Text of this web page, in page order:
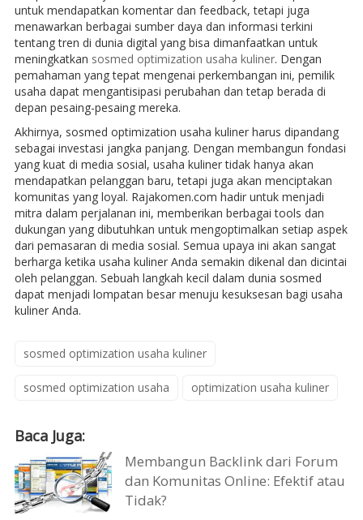
untuk mendapatkan komentar dan feedback, tetapi juga
menawarkan berbagai sumber daya dan informasi terkini
tentang tren di dunia digital yang bisa dimanfaatkan untuk
meningkatkan sosmed optimization usaha kuliner. Dengan
pemahaman yang tepat mengenai perkembangan ini, pemilik
usaha dapat mengantisipasi perubahan dan tetap berada di
depan pesaing-pesaing mereka.
Akhirnya, sosmed optimization usaha kuliner harus dipandang
sebagai investasi jangka panjang. Dengan membangun fondasi
yang kuat di media sosial, usaha kuliner tidak hanya akan
mendapatkan pelanggan baru, tetapi juga akan menciptakan
komunitas yang loyal. Rajakomen.com hadir untuk menjadi
mitra dalam perjalanan ini, memberikan berbagai tools dan
dukungan yang dibutuhkan untuk mengoptimalkan setiap aspek
dari pemasaran di media sosial. Semua upaya ini akan sangat
berharga ketika usaha kuliner Anda semakin dikenal dan dicintai
oleh pelanggan. Sebuah langkah kecil dalam dunia sosmed
dapat menjadi lompatan besar menuju kesuksesan bagi usaha
kuliner Anda.
sosmed optimization usaha kuliner
sosmed optimization usaha optimization usaha kuliner
Baca Juga:
Membangun Backlink dari Forum
dan Komunitas Online: Efektif atau
Tidak?